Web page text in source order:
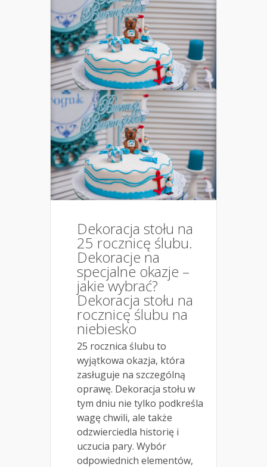
Dekoracja stołu na
25 rocznicę ślubu.
Dekoracje na
specjalne okazje –
jakie wybrać?
Dekoracja stołu na
rocznicę ślubu na
niebiesko
25 rocznica ślubu to
wyjątkowa okazja, która
zasługuje na szczególną
oprawę. Dekoracja stołu w
tym dniu nie tylko podkreśla
wagę chwili, ale także
odzwierciedla historię i
uczucia pary. Wybór
odpowiednich elementów,